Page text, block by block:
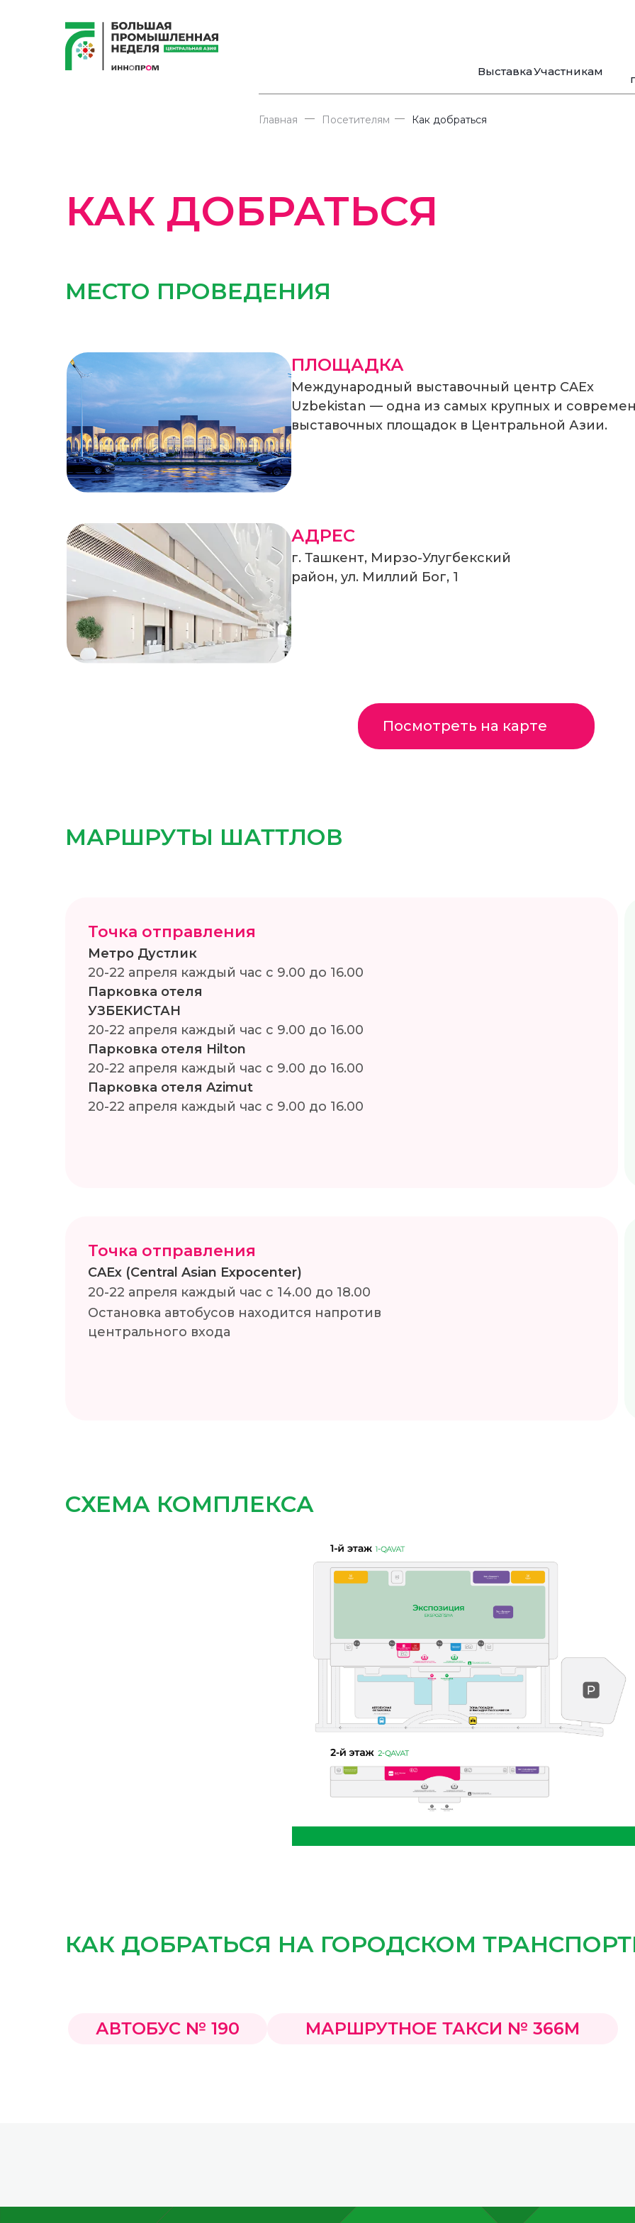
ВыставкаУчастникам
Главная — Посетителям — Как добраться
КАК ДОБРАТЬСЯ
МЕСТО ПРОВЕДЕНИЯ
АДРЕС
г. Ташкент, Мирзо-Улугбекский
район, ул. Миллий Бог, 1
ПЛОЩАДКА
Международный выставочный центр CAEx
Uzbekistan — одна из самых крупных и
выставочных площадок в Центральной Азии.
Посмотреть на карте
МАРШРУТЫ ШАТТЛОВ
Точка отправления
Метро Дустлик
20-22 апреля каждый час с 9.00 до 16.00
Парковка отеля
УЗБЕКИСТАН
20-22 апреля каждый час с 9.00 до 16.00
Парковка отеля Hilton
20-22 апреля каждый час с 9.00 до 16.00
Парковка отеля Azimut
20-22 апреля каждый час с 9.00 до 16.00
Точка отправления
CAEx (Central Asian Expocenter)
20-22 апреля каждый час с 14.00 до 18.00
Остановка автобусов находится напротив
центрального входа
СХЕМА КОМПЛЕКСА
КАК ДОБРАТЬСЯ НА ГОРОДСКОМ
АВТОБУС № 190 МАРШРУТНОЕ ТАКСИ № 366М